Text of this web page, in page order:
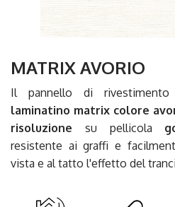
MATRIX AVORIO
Il pannello di
laminatino matrix colore
risoluzione su pellicola
resistente ai graffi e
vista e al tatto l'effetto del